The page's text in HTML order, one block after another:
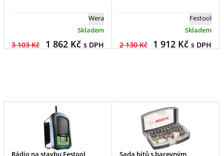
Wera
Skladem
3 103 Kč 1 862Kč s DPH
Festool
Skladem
2 130 Kč 1 912Kč s DPH
Rádio na stavbu Festool
Sada bitů s barevným